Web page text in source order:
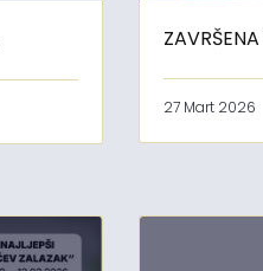
27 Mart 2026